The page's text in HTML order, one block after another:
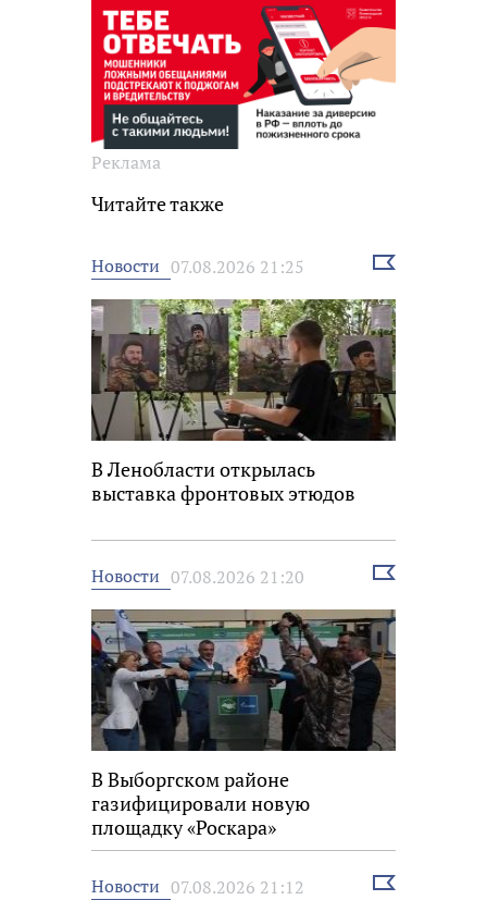
Реклама
Читайте также
Новости 07.08.2026 21:25
Выбрать
В Ленобласти открылась
выставка фронтовых этюдов
Новости 07.08.2026 21:20
Выбрать
В Выборгском районе
газифицировали новую
площадку «Роскара»
Новости 07.08.2026 21:12
Выбрать